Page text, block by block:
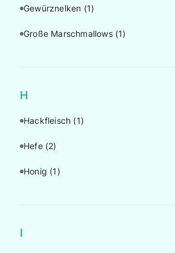
Gewürznelken (1)
Große Marschmallows (1)
H
Hackfleisch (1)
Hefe (2)
Honig (1)
I